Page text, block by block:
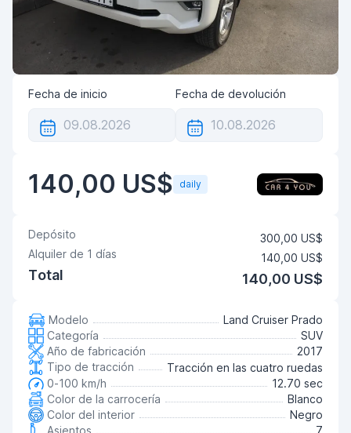
Fecha de inicio Fecha de devolución
140,00 US$ daily
Depósito
300,00 US$
Alquiler de 1 días 140,00 US$
Total 140,00 US$
Modelo
Land Cruiser Prado
Categoría
SUV
Año de fabricación
2017
Tipo de tracción
Tracción en las cuatro ruedas
0-100 km/h
12.70 sec
Color de la carrocería
Blanco
Color del interior
Negro
Asientos
7